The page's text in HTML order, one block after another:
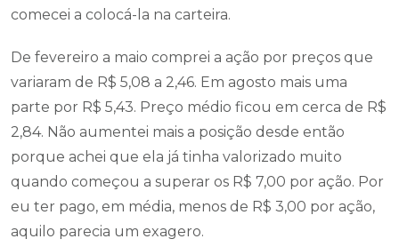
comecei a colocá-la na carteira.
De fevereiro a maio comprei a ação por preços que
variaram de R$ 5,08 a 2,46. Em agosto mais uma
parte por R$ 5,43. Preço médio ficou em cerca de R$
2,84. Não aumentei mais a posição desde então
porque achei que ela já tinha valorizado muito
quando começou a superar os R$ 7,00 por ação. Por
eu ter pago, em média, menos de R$ 3,00 por ação,
aquilo parecia um exagero.